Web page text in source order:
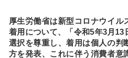
厚生労働省は新型コロナウイル
着用について、「令和5年3月13
選択を尊重し、着用は個人の判
方を発表、これに伴う消費者意